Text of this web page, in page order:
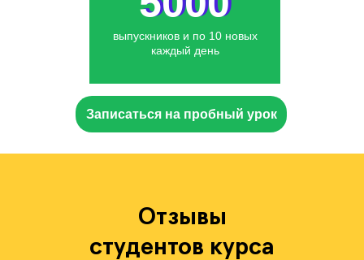
Записаться на пробный урок
выпускников и по 10 новых
каждый день
Отзывы
студентов курса